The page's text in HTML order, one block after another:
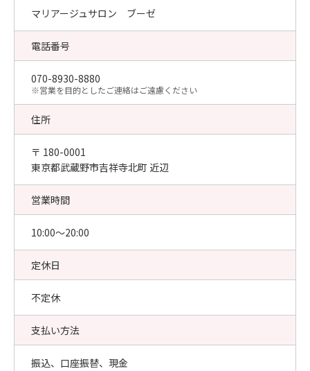
マリアージュサロン ブーゼ
電話番号
070-8930-8880
​※営業を目的としたご連絡はご遠慮ください
住所
〒 180-0001
東京都武蔵野市吉祥寺北町 近辺
営業時間
10:00〜20:00
定休日
不定休
支払い方法
振込、口座振替、現金